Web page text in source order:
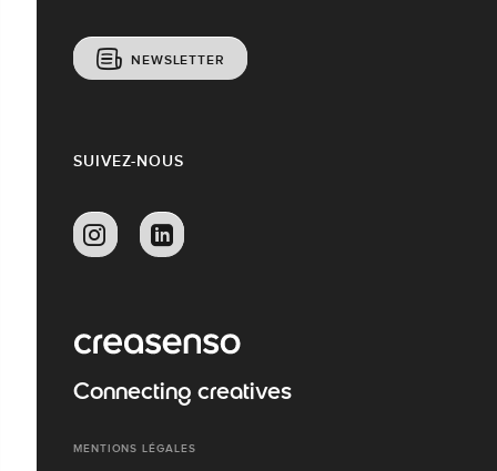
NEWSLETTER
SUIVEZ-NOUS
Connecting creatives
MENTIONS LÉGALES